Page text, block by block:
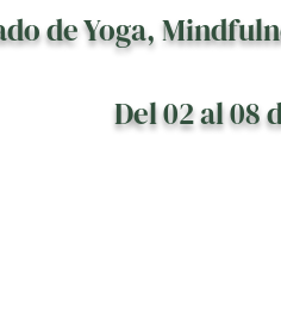
de Yoga,
Del 02 al 08